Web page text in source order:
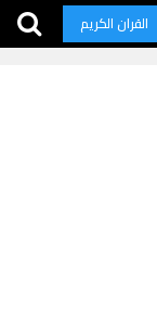
القران الكريم